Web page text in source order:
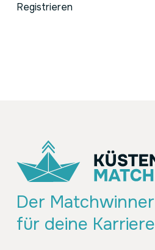
Registrieren
Der Matchwinner
für deine Karriere